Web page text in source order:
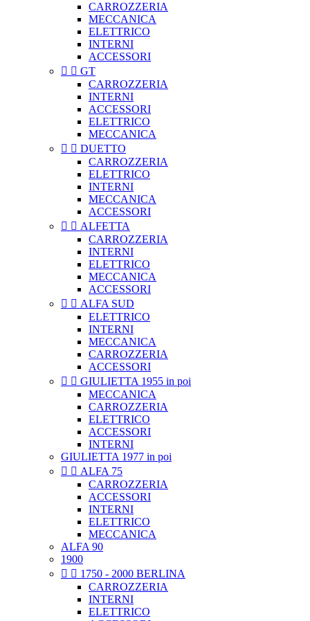
CARROZZERIA
MECCANICA
ELETTRICO
INTERNI
ACCESSORI
  GT
CARROZZERIA
INTERNI
ACCESSORI
ELETTRICO
MECCANICA
  DUETTO
CARROZZERIA
ELETTRICO
INTERNI
MECCANICA
ACCESSORI
  ALFETTA
CARROZZERIA
INTERNI
ELETTRICO
MECCANICA
ACCESSORI
  ALFA SUD
ELETTRICO
INTERNI
MECCANICA
CARROZZERIA
ACCESSORI
  GIULIETTA 1955 in poi
MECCANICA
CARROZZERIA
ELETTRICO
ACCESSORI
INTERNI
GIULIETTA 1977 in poi
  ALFA 75
CARROZZERIA
ACCESSORI
INTERNI
ELETTRICO
MECCANICA
ALFA 90
1900
  1750 - 2000 BERLINA
CARROZZERIA
INTERNI
ELETTRICO